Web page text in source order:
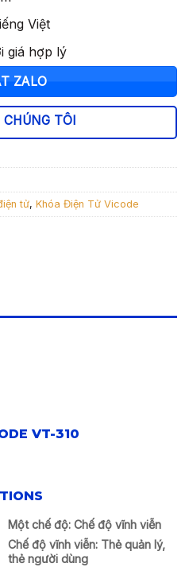
Việt
giá hợp lý
ZALO
CHÚNG TÔI
tử, Khóa Điện Tử Vicode
VT-310
Một chế độ: Chế độ vĩnh viễn
Chế độ vĩnh viễn: Thẻ quản lý,
thẻ người dùng